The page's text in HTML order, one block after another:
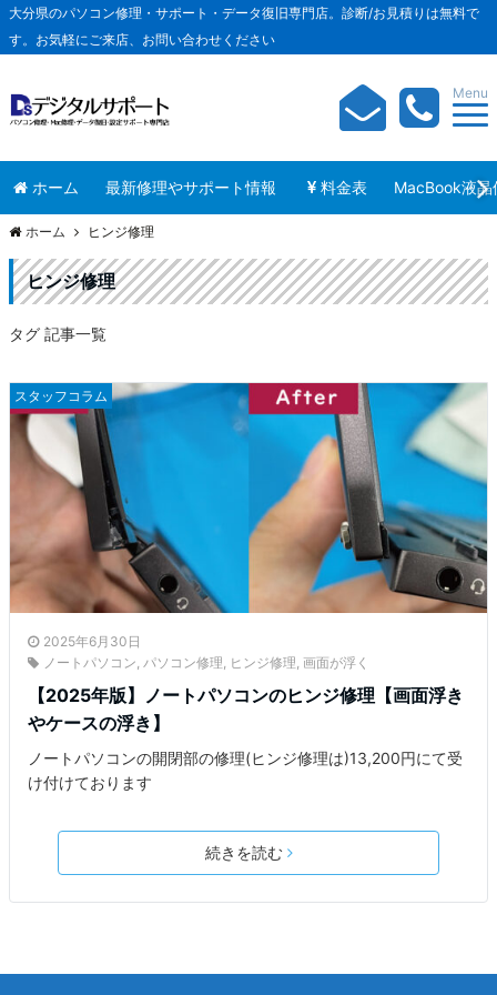
大分県のパソコン修理・サポート・データ復旧専門店。診断/お見積りは無料で
す。お気軽にご来店、お問い合わせください
Menu
ホーム 最新修理やサポート情報 料金表 MacBook液晶
ホーム ヒンジ修理
ヒンジ修理
タグ 記事一覧
スタッフコラム
2025年6月30日
ノートパソコン, パソコン修理, ヒンジ修理, 画面が浮く
【2025年版】ノートパソコンのヒンジ修理【画面浮き
やケースの浮き】
ノートパソコンの開閉部の修理(ヒンジ修理は)13,200円にて受
け付けております
続きを読む